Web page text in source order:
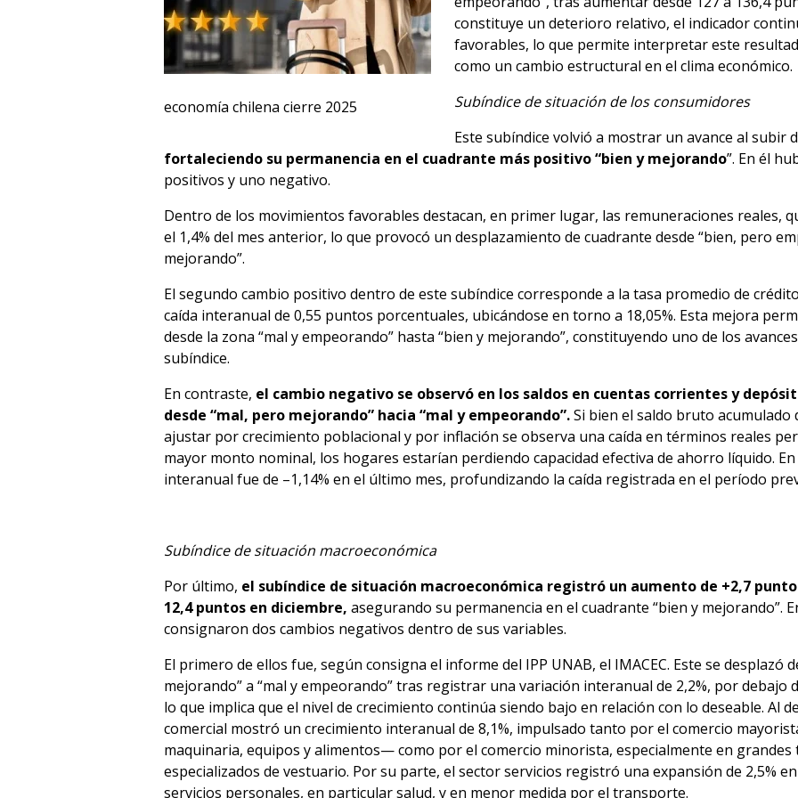
economía chilena cierre 2025
constituye un deterioro relativo, el indicador
favorables, lo que permite interpretar este
como un cambio estructural en el clima económico.
Subíndice de situación de los consumidores
Este subíndice volvió a mostrar un avance al subir
fortaleciendo su permanencia en el cuadrante más positivo “bien y mejorando”. En él
positivos y uno negativo.
Dentro de los movimientos favorables destacan, en primer lugar, las remuneraciones reales,
el 1,4% del mes anterior, lo que provocó un desplazamiento de cuadrante desde “bien, pero
mejorando”.
El segundo cambio positivo dentro de este subíndice corresponde a la tasa promedio de
caída interanual de 0,55 puntos porcentuales, ubicándose en torno a 18,05%. Esta mejora
desde la zona “mal y empeorando” hasta “bien y mejorando”, constituyendo uno de los
subíndice.
En contraste, el cambio negativo se observó en los saldos en cuentas corrientes y
desde “mal, pero mejorando” hacia “mal y empeorando”.Si bien el saldo bruto
ajustar por crecimiento poblacional y por inflación se observa una caída en términos reales
mayor monto nominal, los hogares estarían perdiendo capacidad efectiva de ahorro líquido.
interanual fue de –1,14% en el último mes, profundizando la caída registrada en el período
Subíndice de situación macroeconómica
Por último, el subíndice de situación macroeconómica registró un aumento de +2,7
12,4 puntos en diciembre, asegurando su permanencia en el cuadrante “bien y mejorando”.
consignaron dos cambios negativos dentro de sus variables.
El primero de ellos fue, según consigna el informe del IPP UNAB, el IMACEC. Este se desplazó
mejorando” a “mal y empeorando” tras registrar una variación interanual de 2,2%, por debajo
lo que implica que el nivel de crecimiento continúa siendo bajo en relación con lo deseable. Al
comercial mostró un crecimiento interanual de 8,1%, impulsado tanto por el comercio
maquinaria, equipos y alimentos— como por el comercio minorista, especialmente en grandes
especializados de vestuario. Por su parte, el sector servicios registró una expansión de 2,5%
servicios personales, en particular salud, y en menor medida por el transporte.